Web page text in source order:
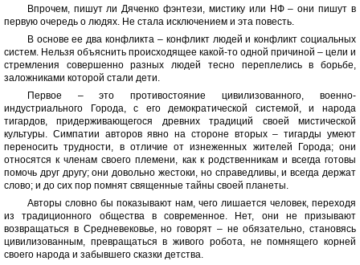
Впрочем, пишут ли Дяченко фэнтези, мистику или НФ – они пишут в
первую очередь о людях. Не стала исключением и эта повесть.
В основе ее два конфликта – конфликт людей и конфликт социальных
систем. Нельзя объяснить происходящее какой-то одной причиной – цели и
стремления совершенно разных людей тесно переплелись в борьбе,
заложниками которой стали дети.
Первое – это противостояние цивилизованного, военно-
индустриального Города, с его демократической системой, и народа
тигардов, придерживающегося древних традиций своей мистической
культуры. Симпатии авторов явно на стороне вторых – тигарды умеют
переносить трудности, в отличие от изнеженных жителей Города; они
относятся к членам своего племени, как к родственникам и всегда готовы
помочь друг другу; они довольно жестоки, но справедливы, и всегда держат
слово; и до сих пор помнят священные тайны своей планеты.
Авторы словно бы показывают нам, чего лишается человек, переходя
из традиционного общества в современное. Нет, они не призывают
возвращаться в Средневековье, но говорят – не обязательно, становясь
цивилизованным, превращаться в живого робота, не помнящего корней
своего народа и забывшего сказки детства.